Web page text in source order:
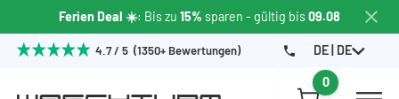
Ferien Deal ☀️: Bis zu 15% sparen - gültig bis09.08
4.7 / 5 (1350+ Bewertungen) DE | DE
0